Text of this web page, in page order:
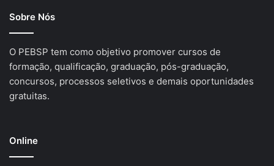
Sobre Nós
O PEBSP tem como objetivo promover cursos de
formação, qualificação, graduação, pós-graduação,
concursos, processos seletivos e demais oportunidades
gratuitas.
Online